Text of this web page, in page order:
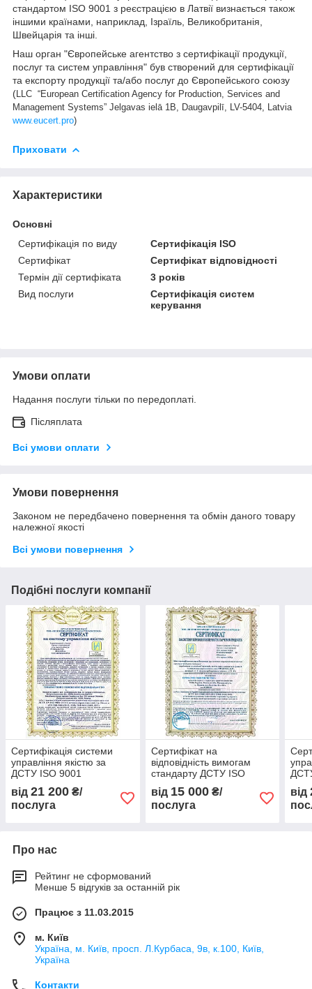
стандартом ISO 9001 з реєстрацією в Латвії визнається також
іншими країнами, наприклад, Ізраїль, Великобританія,
Швейцарія та інші.
Наш орган "Європейське агентство з сертифікації продукції,
послуг та систем управління" був створений для сертифікації
та експорту продукції та/або послуг до Європейського союзу
( LLC “European Certification Agency for Production, Services and
Management Systems” Jelgavas ielā 1B, Daugavpilī, LV-5404, Latvia
www.eucert pro)
Приховати
Характеристики
Основні
Сертифікація по виду
Сертифікація ISO
Сертифікат
Сертифікат відповідності
Термін дії сертифіката
3 років
Вид послуги
Сертифікація систем
керування
Умови оплати
Надання послуги тільки по передоплаті.
Післяплата
Всі умови оплати
Умови повернення
Законом не передбачено повернення та обмін даного товару
належної якості
Всі умови повернення
Подібні послуги компанії
Сертифікація системи
управління якістю за
ДСТУ ISO 9001
виробництва металевих
конструкцій, БПЛА, РЕБ,
тощо
від 21 200 ₴/
послуга
Сертифікат на
відповідність вимогам
стандарту ДСТУ ISO
22000 (HACCP)
від 15 000₴/
послуга
від
Про нас
Рейтинг не сформований
Менше 5 відгуків за останній рік
Працює з 11.03.2015
м. Київ
Україна, м. Київ, просп. Л.Курбаса, 9в, к.100, Київ,
Україна
Контакти